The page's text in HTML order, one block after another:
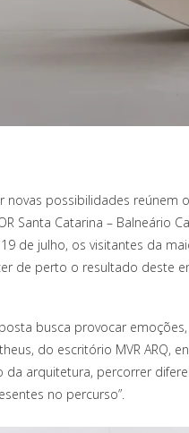
possibilidades reúnem
Santa Catarina – Balneário
de julho, os visitantes da
de perto o resultado deste
busca provocar
do escritório MVR ARQ,
arquitetura, percorrer
no percurso”.